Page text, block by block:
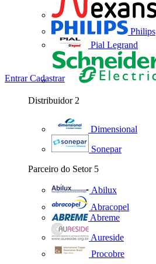
Philips
Pial Legrand
Distribuidor 2
Dimensional
Sonepar
Parceiro do Setor 5
Abilux
Abracopel
Abreme
Aureside
Procobre
EntrarCadastrar